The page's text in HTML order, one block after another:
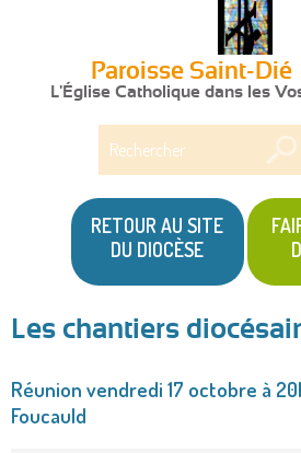
Paroisse Saint-Dié
L'Église Catholique dans les
RETOUR AU SITE
DU DIOCÈSE
êtes
ici
Les chantiers
Réunion vendredi 17 octobre à
Foucauld